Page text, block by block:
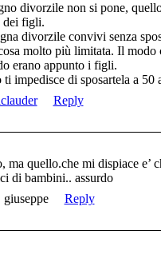
divorzile non si pone,
dei figli.
divorzile convivi senza
molto più limitata. Il
erano appunto i figli.
ti impedisce di sposartela a
Reply
ma quello.che mi dispiace e’
di bambini.. assurdo
giuseppe Reply